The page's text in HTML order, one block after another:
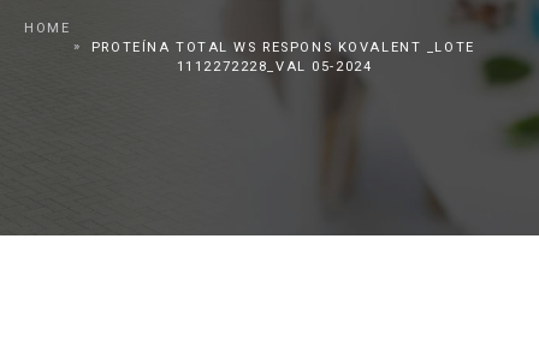
HOME
PROTEÍNA TOTAL WS RESPONS KOVALENT _LOTE
1112272228_VAL 05-2024